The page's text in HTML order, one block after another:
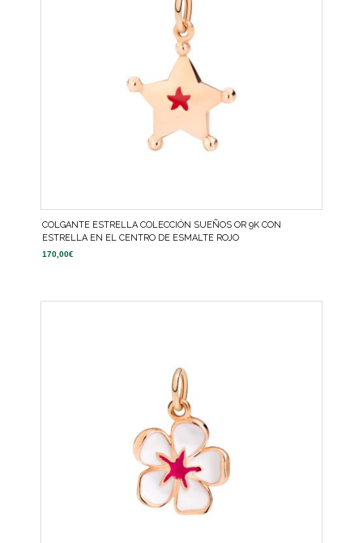
COLGANTE ESTRELLA COLECCIÓN SUEÑOS OR 9K CON
ESTRELLA EN EL CENTRO DE ESMALTE ROJO
170,00€